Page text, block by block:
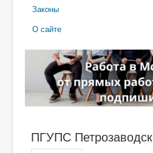
Законы
О сайте
ПГУПС Петрозаводск